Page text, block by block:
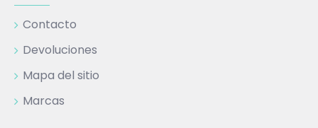
Contacto
Devoluciones
Mapa del sitio
Marcas